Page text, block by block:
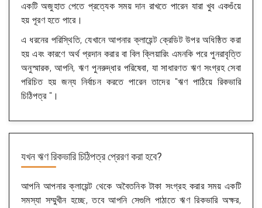
একটি অজুহাত পেতে প্রত্যেক সময় দান রাখতে পারেন যারা খুব একগুঁয়ে
হয় পূরণ হতে পারে।
এ ধরনের পরিস্থিতি, যেখানে আপনার ক্লায়েন্ট ক্রেডিট উপর অধিষ্ঠিত করা
হয় এবং কারণে অর্থ প্রদান করার বা বিল ক্লিয়ারিং এমনকি পরে পুনরাবৃত্তি
অনুস্মারক, আপনি, ঋণ পুনরুদ্ধার পরিষেবা, যা সাধারণত ঋণ সংগ্রহ সেবা
পরিচিত হয় জন্য নির্বাচন করতে পারেন তাদের "ঋণ পাঠিয়ে রিকভারি
চিঠিপত্র "।
যখন ঋণ রিকভারি চিঠিপত্র প্রেরণ করা হবে?
আপনি আপনার ক্লায়েন্ট থেকে অবৈতনিক টাকা সংগ্রহ করার সময় একটি
সমস্যা সম্মুখীন হচ্ছে, তবে আপনি সেগুলি পাঠাতে ঋণ রিকভারি অক্ষর,